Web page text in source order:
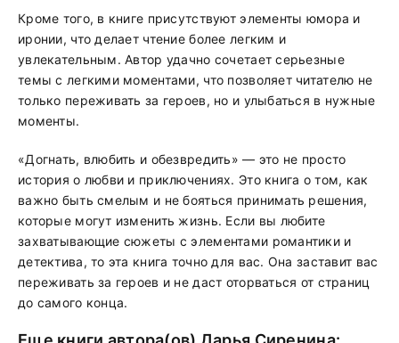
Кроме того, в книге присутствуют элементы юмора и
иронии, что делает чтение более легким и
увлекательным. Автор удачно сочетает серьезные
темы с легкими моментами, что позволяет читателю не
только переживать за героев, но и улыбаться в нужные
моменты.
«Догнать, влюбить и обезвредить» — это не просто
история о любви и приключениях. Это книга о том, как
важно быть смелым и не бояться принимать решения,
которые могут изменить жизнь. Если вы любите
захватывающие сюжеты с элементами романтики и
детектива, то эта книга точно для вас. Она заставит вас
переживать за героев и не даст оторваться от страниц
до самого конца.